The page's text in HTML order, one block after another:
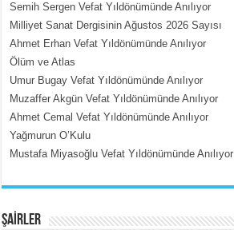
MEHMET ÇOBAN
İçerdeki Put Dışardaki Maskeler...
Semih Sergen Vefat Yıldönümünde Anılıyor
Milliyet Sanat Dergisinin Ağustos 2026 Sayısı
Ahmet Erhan Vefat Yıldönümünde Anılıyor
Ölüm ve Atlas
Umur Bugay Vefat Yıldönümünde Anılıyor
Muzaffer Akgün Vefat Yıldönümünde Anılıyor
Ahmet Cemal Vefat Yıldönümünde Anılıyor
Yağmurun O’Kulu
Mustafa Miyasoğlu Vefat Yıldönümünde Anılıyor
ŞAİRLER